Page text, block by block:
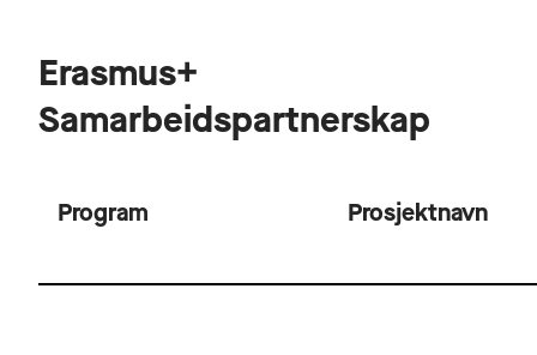
Erasmus+
Samarbeidspartnerskap
Program Prosjektnavn